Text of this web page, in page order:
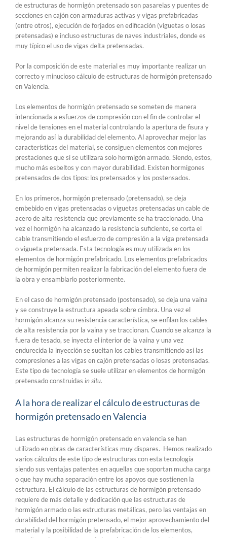
de estructuras de hormigón pretensado son pasarelas y puentes de
secciones en cajón con armaduras activas y vigas prefabricadas
(entre otros), ejecución de forjados en edificación (viguetas o losas
pretensadas) e incluso estructuras de naves industriales, donde es
muy típico el uso de vigas delta pretensadas.
Por la composición de este material es muy importante realizar un
correcto y minucioso cálculo de estructuras de hormigón pretensado
en Valencia.
Los elementos de hormigón pretensado se someten de manera
intencionada a esfuerzos de compresión con el fin de controlar el
nivel de tensiones en el material controlando la apertura de fisura y
mejorando así la durabilidad del elemento. Al aprovechar mejor las
características del material, se consiguen elementos con mejores
prestaciones que si se utilizara solo hormigón armado. Siendo, estos,
mucho más esbeltos y con mayor durabilidad. Existen hormigones
pretensados de dos tipos: los pretensados y los postensados.
En los primeros, hormigón pretensado (pretensado), se deja
embebido en vigas pretensadas o viguetas pretensadas un cable de
acero de alta resistencia que previamente se ha traccionado. Una
vez el hormigón ha alcanzado la resistencia suficiente, se corta el
cable transmitiendo el esfuerzo de compresión a la viga pretensada
o vigueta pretensada. Esta tecnología es muy utilizada en los
elementos de hormigón prefabricado. Los elementos prefabricados
de hormigón permiten realizar la fabricación del elemento fuera de
la obra y ensamblarlo posteriormente.
En el caso de hormigón pretensado (postens­­ado), se deja una vaina
y se construye la estructura apeada sobre cimbra. Una vez el
hormigón alcanza su resistencia característica, se enfilan los cables
de alta resistencia por la vaina y se traccionan. Cuando se alcanza la
fuera de tesado, se inyecta el interior de la vaina y una vez
endurecida la inyección se sueltan los cables transmitiendo así las
compresiones a las vigas en cajón pretensadas o losas pretensadas.
Este tipo de tecnología se suele utilizar en elementos de hormigón
pretensado construidas in situ.
A la hora de realizar el cálculo de estructuras de
hormigón pretensado en Valencia
Las estructuras de hormigón pretensado en valencia se han
utilizado en obras de características muy dispares. Hemos realizado
varios cálculos de este tipo de estructuras con esta tecnología
siendo sus ventajas patentes en aquellas que soportan mucha carga
o que hay mucha separación entre los apoyos que sostienen la
estructura. El cálculo de las estructuras de hormigón pretensado
requiere de más detalle y dedicación que las estructuras de
hormigón armado o las estructuras metálicas, pero las ventajas en
durabilidad del hormigón pretensado, el mejor aprovechamiento del
material y la posibilidad de la prefabricación de los elementos,